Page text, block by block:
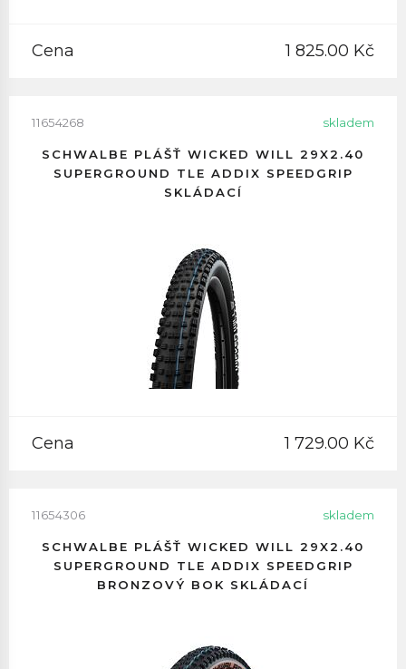
Cena 1 825.00 Kč
11654268 skladem
SCHWALBE PLÁŠŤ WICKED WILL 29X2.40
SUPERGROUND TLE ADDIX SPEEDGRIP
SKLÁDACÍ
Cena 1 729.00 Kč
11654306 skladem
SCHWALBE PLÁŠŤ WICKED WILL 29X2.40
SUPERGROUND TLE ADDIX SPEEDGRIP
BRONZOVÝ BOK SKLÁDACÍ